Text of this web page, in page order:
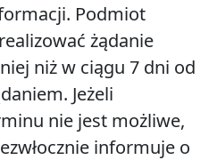
Podmiot
żądanie
niż w ciągu 7 dni od
Jeżeli
nie jest możliwe,
informuje o